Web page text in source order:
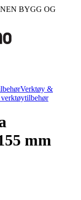
BYGG OG
Verktøy &
mm